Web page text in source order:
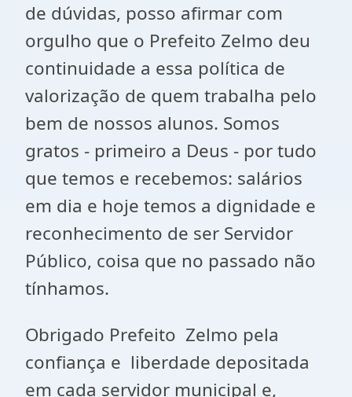
de dúvidas, posso afirmar com
orgulho que o Prefeito Zelmo deu
continuidade a essa política de
valorização de quem trabalha pelo
bem de nossos alunos. Somos
gratos - primeiro a Deus - por tudo
que temos e recebemos: salários
em dia e hoje temos a dignidade e
reconhecimento de ser Servidor
Público, coisa que no passado não
tínhamos.
Obrigado Prefeito Zelmo pela
confiança e liberdade depositada
em cada servidor municipal e,